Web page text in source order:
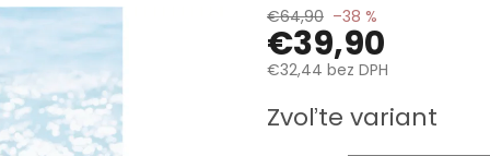
€64,90 –38 %
€39,90
€32,44 bez DPH
cena:
Zvoľte variant